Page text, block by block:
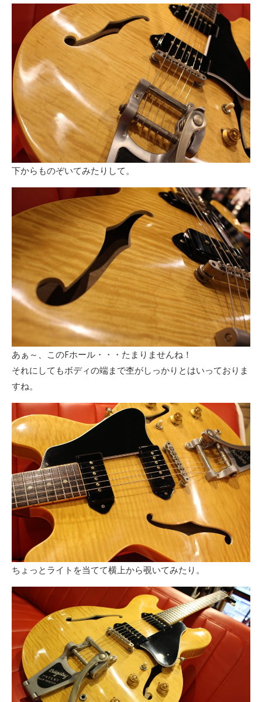
下からものぞいてみたりして。
あぁ～、このFホール・・・たまりませんね！
それにしてもボディの端まで杢がしっかりとはいっておりま
すね。
ちょっとライトを当てて横上から覗いてみたり。